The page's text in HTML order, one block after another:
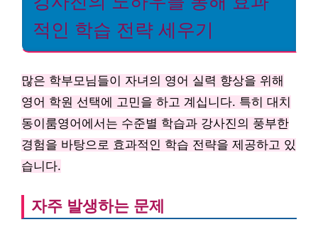
적인 학습 전략 세우기
많은 학부모님들이 자녀의 영어 실력 향상을 위해
영어 학원 선택에 고민을 하고 계십니다. 특히 대치
동이룸영어에서는 수준별 학습과 강사진의 풍부한
경험을 바탕으로 효과적인 학습 전략을 제공하고 있
습니다.
자주 발생하는 문제